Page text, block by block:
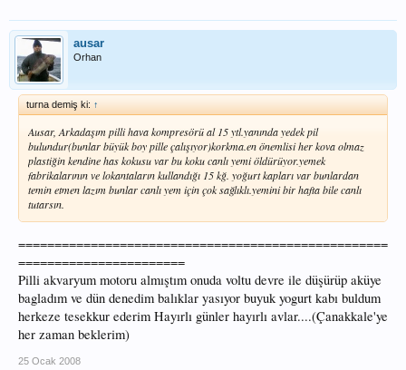
ausar
Orhan
turna demiş ki: ↑
Ausar, Arkadaşım pilli hava kompresörü al 15 ytl.yanında yedek pil
bulundur(bunlar büyük boy pille çalışıyor)korkma.en önemlisi her kova olmaz
plastiğin kendine has kokusu var bu koku canlı yemi öldürüyor.yemek
fabrikalarının ve lokantaların kullandığı 15 kğ. yoğurt kapları var bunlardan
temin etmen lazım bunlar canlı yem için çok sağlıklı.yemini bir hafta bile canlı
tutarsın.
===================================================
=======================
Pilli akvaryum motoru almıştım onuda voltu devre ile düşürüp aküye
bagladım ve dün denedim balıklar yasıyor buyuk yogurt kabı buldum
herkeze tesekkur ederim Hayırlı günler hayırlı avlar....(Çanakkale'ye
her zaman beklerim)
25 Ocak 2008